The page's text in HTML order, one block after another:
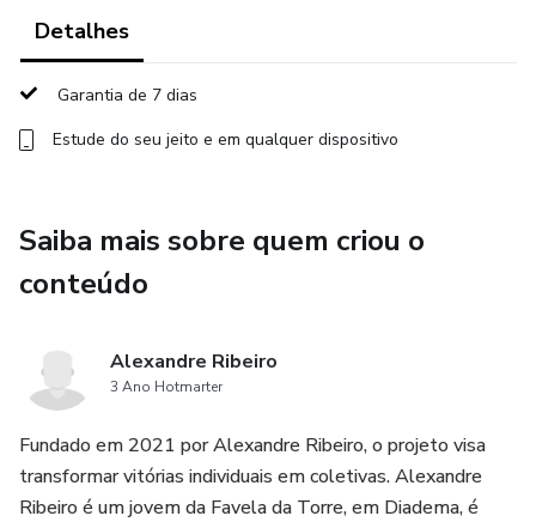
em Diadema.
Após dar start na iniciativa e colher bons feedbacks, iniciou
o desenvolvimento da plataforma do curso.
Detalhes
Garantia de 7 dias
Estude do seu jeito e em qualquer dispositivo
Saiba mais sobre quem criou o
conteúdo
Alexandre Ribeiro
3 Ano Hotmarter
Fundado em 2021 por Alexandre Ribeiro, o projeto visa
transformar vitórias individuais em coletivas. Alexandre
Ribeiro é um jovem da Favela da Torre, em Diadema, é